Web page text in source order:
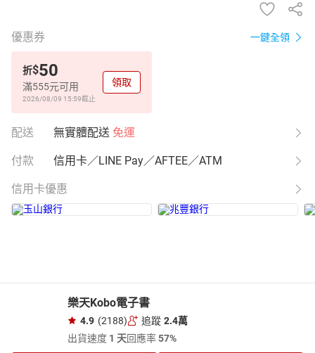
優惠券 一鍵全領
折$50
滿555元可用
2026/08/09 15:59截止
領取
配送 無實體配送 免運
付款 信用卡／LINE Pay／AFTEE／ATM
信用卡優惠
樂天Kobo電子書
4.9 (2188) 追蹤 2.4萬
出貨速度 1 天回應率57%